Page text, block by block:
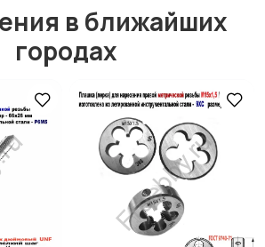
ы
Расходные
материалы и
оснастка
в ближайших
городах